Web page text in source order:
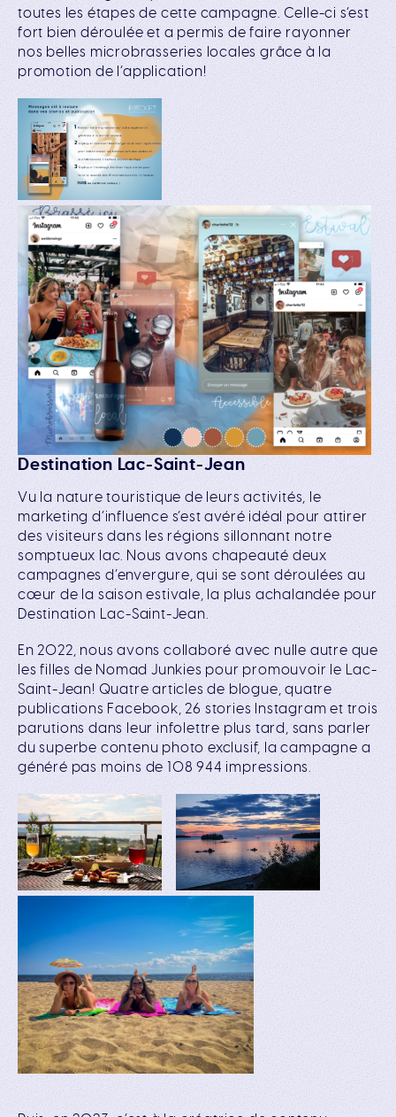
toutes les étapes de cette campagne. Celle-ci s’est
fort bien déroulée et a permis de faire rayonner
nos belles microbrasseries locales grâce à la
promotion de l’application!
Destination Lac-Saint-Jean
Vu la nature touristique de leurs activités, le
marketing d’influence s’est avéré idéal pour attirer
des visiteurs dans les régions sillonnant notre
somptueux lac. Nous avons chapeauté deux
campagnes d’envergure, qui se sont déroulées au
cœur de la saison estivale, la plus achalandée pour
Destination Lac-Saint-Jean.
En 2022, nous avons collaboré avec nulle autre que
les filles de Nomad Junkies pour promouvoir le Lac-
Saint-Jean! Quatre articles de blogue, quatre
publications Facebook, 26 stories Instagram et trois
parutions dans leur infolettre plus tard, sans parler
du superbe contenu photo exclusif, la campagne a
généré pas moins de 108 944 impressions.